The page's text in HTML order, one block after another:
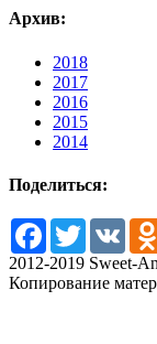
Архив:
2018
2017
2016
2015
2014
Поделиться:
Facebook
TwitterVK
2012-2019 Sweet-
Копирование